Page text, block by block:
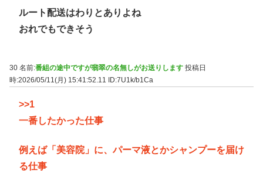
ルート配送はわりとありよね
おれでもできそう
30 名前:番組の途中ですが翡翠の名無しがお送りします 投稿日
時:2026/05/11(月) 15:41:52.11 ID:7U1k/b1Ca
>>1
一番したかった仕事
例えば「美容院」に、パーマ液とかシャンプーを届け
る仕事